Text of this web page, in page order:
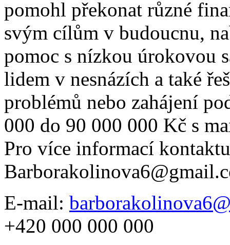
pomohl překonat různé
svým cílům v budoucnu,
pomoc s nízkou úrokovou
lidem v nesnázích a také
problémů nebo zahájení
000 do 90 000 000 Kč s
Pro více informací
E-mail:
+420 000 000 000